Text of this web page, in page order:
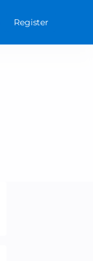
Register